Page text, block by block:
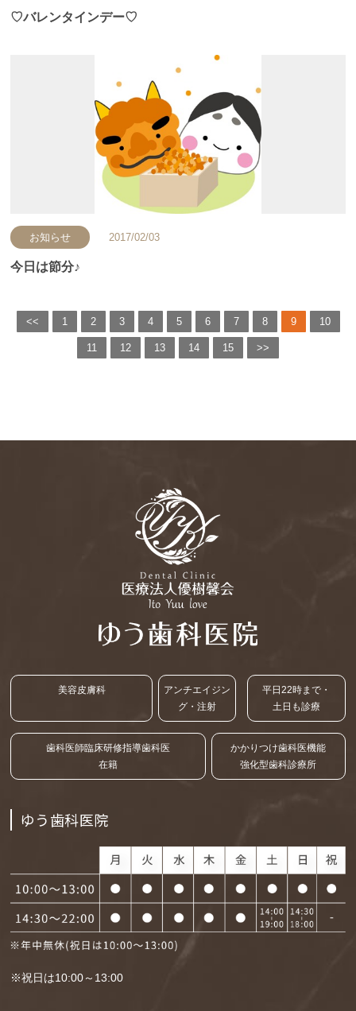
♡バレンタインデー♡
お知らせ 2017/02/03
今日は節分♪
<< 1 2 3 4 5 6 7 8 9 10
11 12 13 14 15 >>
美容皮膚科
アンチエイジン
グ・注射
平日22時まで・
土日も診療
歯科医師臨床研修指導歯科医
在籍
かかりつけ歯科医機能
強化型歯科診療所
ゆう歯科医院
※祝日は10:00～13:00